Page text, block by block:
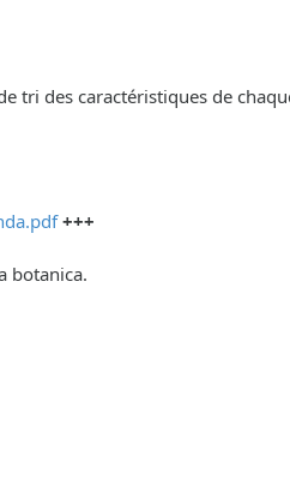
tri des caractéristiques de
+++
botanica.